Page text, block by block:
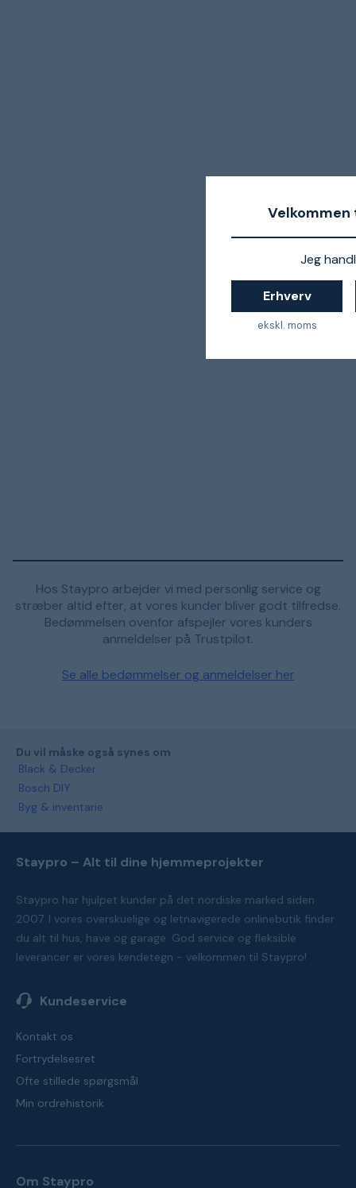
Jeg
Erhverv
ekskl. moms
Hos Staypro arbejder vi med personlig service og
stræber altid efter, at vores kunder bliver godt tilfredse.
Bedømmelsen ovenfor afspejler vores kunders
anmeldelser på Trustpilot.
Se alle bedømmelser og anmeldelser her
Du vil måske også synes om
Black & Decker
Bosch DIY
Byg & inventarie
Staypro – Alt til dine hjemmeprojekter
Staypro har hjulpet kunder på det nordiske marked siden
2007. I vores overskuelige og letnavigerede onlinebutik finder
du alt til hus, have og garage. God service og fleksible
leverancer er vores kendetegn - velkommen til Staypro!
Kundeservice
Kontakt os
Fortrydelsesret
Ofte stillede spørgsmål
Min ordrehistorik
Om Staypro